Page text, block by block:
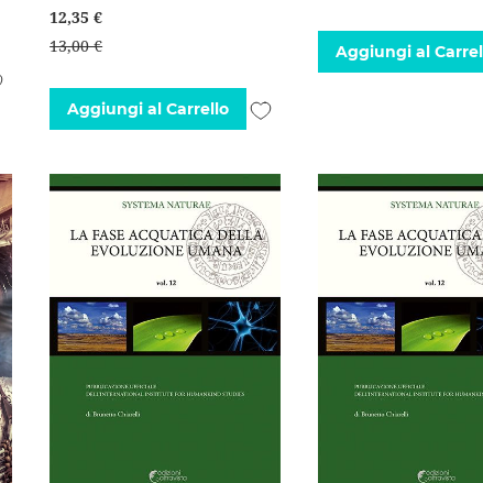
Aggiungi
desideri
12,35 €
13,00 €
Aggiungi al Carrello
Aggiungi
lista
Aggiungi al